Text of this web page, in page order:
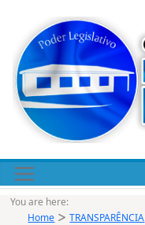
conteúdo
You are here:
Home
TRANSPARÊNCIA